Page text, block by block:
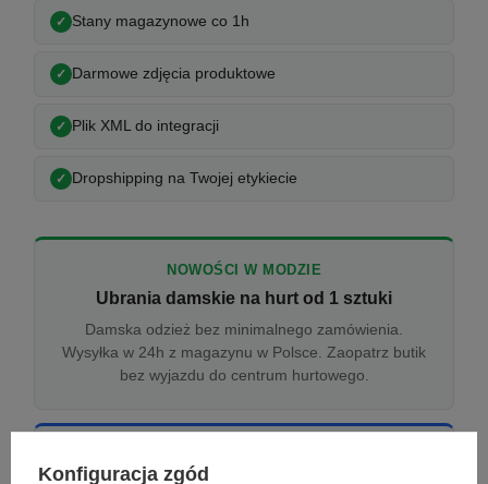
Stany magazynowe co 1h
Darmowe zdjęcia produktowe
Plik XML do integracji
Dropshipping na Twojej etykiecie
NOWOŚCI W MODZIE
Ubrania damskie na hurt od 1 sztuki
Damska odzież bez minimalnego zamówienia.
Wysyłka w 24h z magazynu w Polsce. Zaopatrz butik
bez wyjazdu do centrum hurtowego.
Konfiguracja zgód